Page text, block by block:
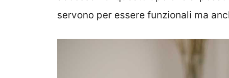
servono per essere funzionali ma